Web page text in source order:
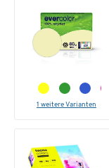
1 weitere Varianten